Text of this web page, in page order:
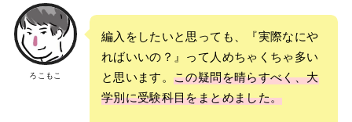
ろこもこ
編入をしたいと思っても、『実際なにや
ればいいの？』って人めちゃくちゃ多い
と思います。この疑問を晴らすべく、大
学別に受験科目をまとめました。